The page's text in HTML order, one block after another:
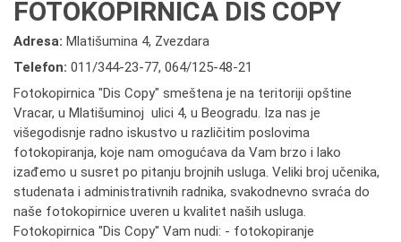
FOTOKOPIRNICA DIS COPY
Adresa: Mlatišumina 4, Zvezdara
Telefon: 011/344-23-77, 064/125-48-21
Fotokopirnica "Dis Copy" smeštena je na teritoriji opštine
Vracar, u Mlatišuminoj ulici 4, u Beogradu. Iza nas je
višegodisnje radno iskustvo u različitim poslovima
fotokopiranja, koje nam omogućava da Vam brzo i lako
izađemo u susret po pitanju brojnih usluga. Veliki broj učenika,
studenata i administrativnih radnika, svakodnevno svraća do
naše fotokopirnice uveren u kvalitet naših usluga.
Fotokopirnica "Dis Copy" Vam nudi: - fotokopiranje